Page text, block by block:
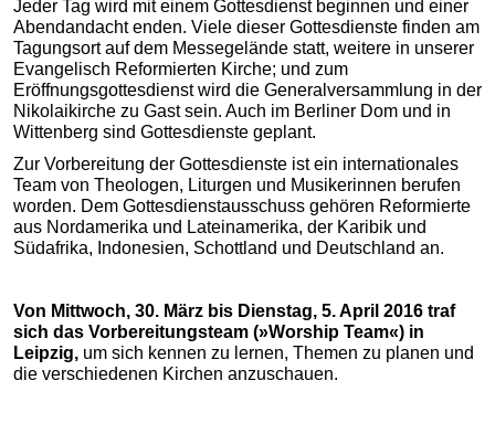
Jeder Tag wird mit einem Gottesdienst beginnen und einer
Abendandacht enden. Viele dieser Gottesdienste finden am
Tagungsort auf dem Messegelände statt, weitere in unserer
Evangelisch Reformierten Kirche; und zum
Eröffnungsgottesdienst wird die Generalversammlung in der
Nikolaikirche zu Gast sein. Auch im Berliner Dom und in
Wittenberg sind Gottesdienste geplant.
Zur Vorbereitung der Gottesdienste ist ein internationales
Team von Theologen, Liturgen und Musikerinnen berufen
worden. Dem Gottesdienstausschuss gehören Reformierte
aus Nordamerika und Lateinamerika, der Karibik und
Südafrika, Indonesien, Schottland und Deutschland an.
Von Mittwoch, 30. März bis Dienstag, 5. April 2016 traf
sich das Vorbereitungsteam (»Worship Team«) in
Leipzig, um sich kennen zu lernen, Themen zu planen und
die verschiedenen Kirchen anzuschauen.